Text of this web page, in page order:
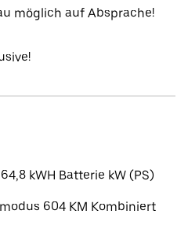
möglich auf Absprache!
64,8 kWH Batterie kW (PS)
604 KM Kombiniert